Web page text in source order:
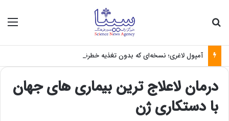
آمپول لاغری؛ نسخه‌ای که بدون تغذیه خطرناک می‌شود
درمان لاعلاج ترین بیماری های جهان
با دستکاری ژن